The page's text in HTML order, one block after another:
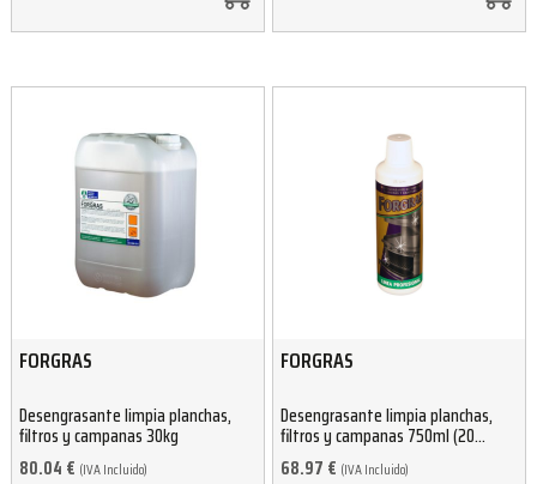
FORGRAS
Desengrasante limpia planchas,
filtros y campanas 30kg
80.04 € (IVA Incluido)
FORGRAS
Desengrasante limpia planchas,
filtros y campanas 750ml (20
unidades)
68.97 € (IVA Incluido)